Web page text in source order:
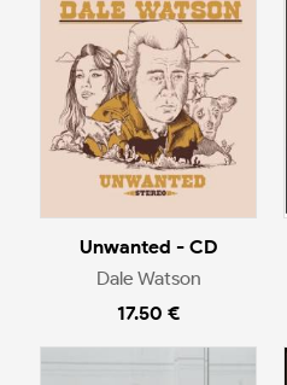
Unwanted - CD
Dale Watson
17.50 €